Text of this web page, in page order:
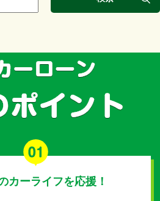
カーライフを応援！